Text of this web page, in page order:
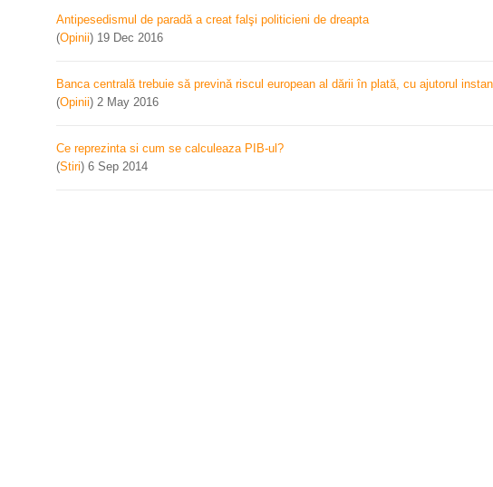
Antipesedismul de paradă a creat falşi politicieni de dreapta
(Opinii) 19 Dec 2016
Banca centrală trebuie să prevină riscul european al dării în plată, cu ajutorul
(Opinii) 2 May 2016
Ce reprezinta si cum se calculeaza PIB-ul?
(Stiri) 6 Sep 2014